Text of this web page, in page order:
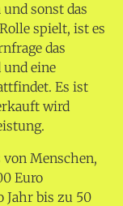
sonst das
spielt, ist es
das
eine
Es ist
wird
Menschen,
Euro
Jahr bis zu 50